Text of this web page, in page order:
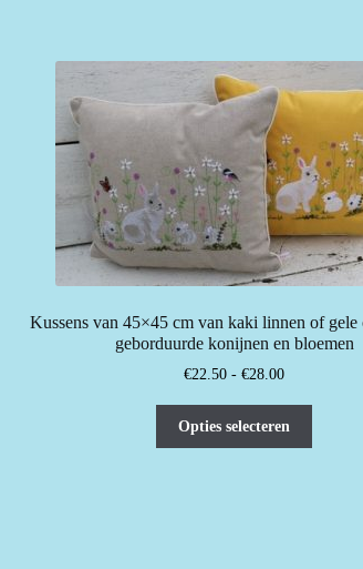
Kussens van 45×45 cm van kaki linnen of gele
geborduurde konijnen en bloemen
€22.50 - €28.00Prijsklasse:
tot
€28.00
Opties selecteren